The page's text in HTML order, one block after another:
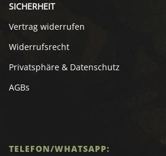
SICHERHEIT
Vertrag widerrufen
Widerrufsrecht
Privatsphäre & Datenschutz
AGBs
TELEFON/WHATSAPP: